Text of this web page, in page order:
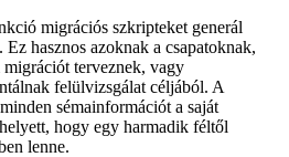
migrációs szkripteket generál
hasznos azoknak a csapatoknak,
terveznek, vagy
felülvizsgálat céljából. A
sémainformációt a saját
hogy egy harmadik féltől
lenne.